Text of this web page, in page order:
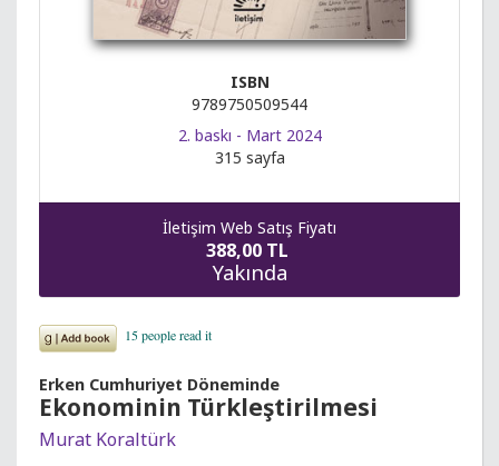
ISBN
9789750509544
2. baskı - Mart 2024
315 sayfa
İletişim Web Satış Fiyatı
388,00 TL
Yakında
Erken Cumhuriyet Döneminde
Ekonominin Türkleştirilmesi
Murat Koraltürk